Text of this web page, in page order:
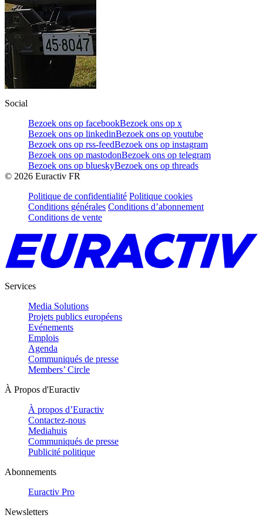
Social
Bezoek ons op facebookBezoek ons op x
Bezoek ons op linkedinBezoek ons op youtube
Bezoek ons op rss-feedBezoek ons op instagram
Bezoek ons op mastodonBezoek ons op telegram
Bezoek ons op blueskyBezoek ons op threads
© 2026 Euractiv FR
Politique de confidentialité Politique cookies
Conditions générales Conditions d’abonnement
Conditions de vente
Services
Media Solutions
Projets publics européens
Evénements
Emplois
Agenda
Communiqués de presse
Members’ Circle
À Propos d'Euractiv
À propos d’Euractiv
Contactez-nous
Mediahuis
Communiqués de presse
Publicité politique
Abonnements
Euractiv Pro
Newsletters